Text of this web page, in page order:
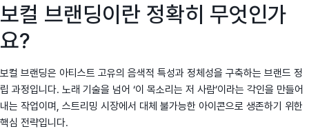
보컬 브랜딩이란 정확히 무엇인가
요?
보컬 브랜딩은 아티스트 고유의 음색적 특성과 정체성을 구축하는 브랜드 정
립 과정입니다. 노래 기술을 넘어 ‘이 목소리는 저 사람’이라는 각인을 만들어
내는 작업이며, 스트리밍 시장에서 대체 불가능한 아이콘으로 생존하기 위한
핵심 전략입니다.